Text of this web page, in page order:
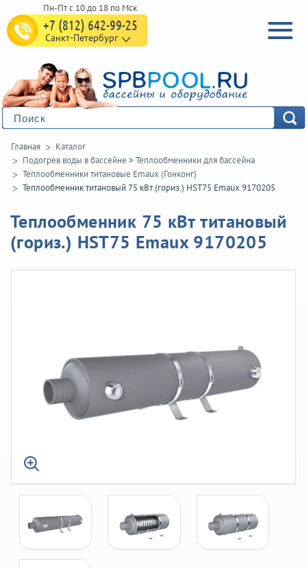
+7 (812) 642-99-25
Санкт-Петербург
Главная
Каталог
Подогрев воды в бассейне > Теплообменники для бассейна
Теплообменники титановые Emaux (Гонконг)
Теплообменник титановый 75 кВт (гориз.) HST75 Emaux 9170205
Теплообменник 75 кВт титановый
(гориз.) HST75 Emaux 9170205